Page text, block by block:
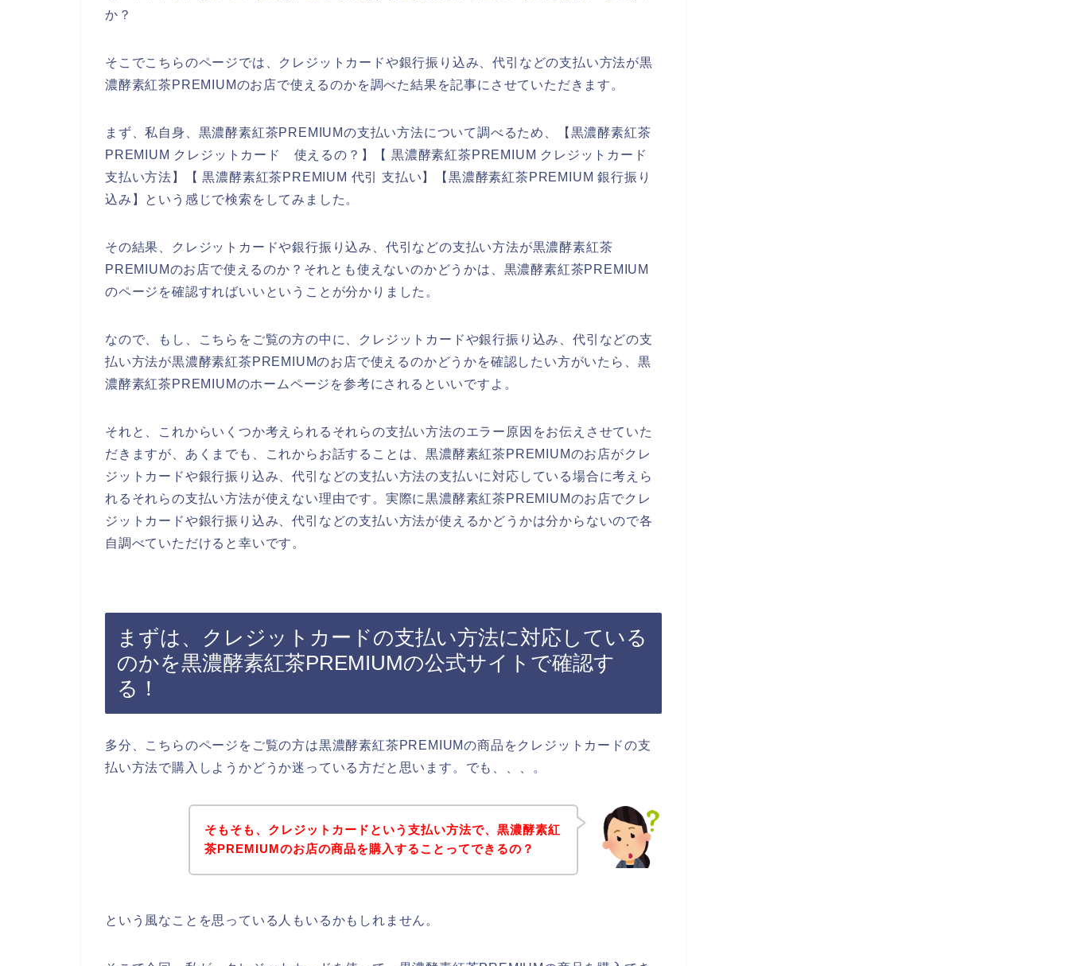
か？
そこでこちらのページでは、クレジットカードや銀行振り込み、代引などの支払い方法が黒
濃酵素紅茶PREMIUMのお店で使えるのかを調べた結果を記事にさせていただきます。
まず、私自身、黒濃酵素紅茶PREMIUMの支払い方法について調べるため、【黒濃酵素紅茶
PREMIUM クレジットカード 使えるの？】【 黒濃酵素紅茶PREMIUM クレジットカード
支払い方法】【 黒濃酵素紅茶PREMIUM 代引 支払い】【黒濃酵素紅茶PREMIUM 銀行振り
込み】という感じで検索をしてみました。
その結果、クレジットカードや銀行振り込み、代引などの支払い方法が黒濃酵素紅茶
PREMIUMのお店で使えるのか？それとも使えないのかどうかは、黒濃酵素紅茶PREMIUM
のページを確認すればいいということが分かりました。
なので、もし、こちらをご覧の方の中に、クレジットカードや銀行振り込み、代引などの支
払い方法が黒濃酵素紅茶PREMIUMのお店で使えるのかどうかを確認したい方がいたら、黒
濃酵素紅茶PREMIUMのホームページを参考にされるといいですよ。
それと、これからいくつか考えられるそれらの支払い方法のエラー原因をお伝えさせていた
だきますが、あくまでも、これからお話することは、黒濃酵素紅茶PREMIUMのお店がクレ
ジットカードや銀行振り込み、代引などの支払い方法の支払いに対応している場合に考えら
れるそれらの支払い方法が使えない理由です。実際に黒濃酵素紅茶PREMIUMのお店でクレ
ジットカードや銀行振り込み、代引などの支払い方法が使えるかどうかは分からないので各
自調べていただけると幸いです。
まずは、クレジットカードの支払い方法に対応している
のかを黒濃酵素紅茶PREMIUMの公式サイトで確認す
る！
多分、こちらのページをご覧の方は黒濃酵素紅茶PREMIUMの商品をクレジットカードの支
払い方法で購入しようかどうか迷っている方だと思います。でも、、、。
そもそも、クレジットカードという支払い方法で、黒濃酵素紅
茶PREMIUMのお店の商品を購入することってできるの？
という風なことを思っている人もいるかもしれません。